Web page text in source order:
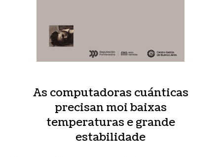
As computadoras cuánticas
precisan moi baixas
temperaturas e grande
estabilidade